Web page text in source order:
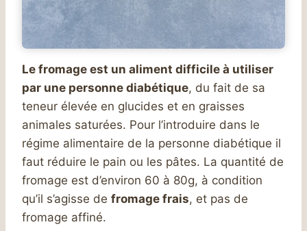
Le fromage est un aliment difficile à utiliser
par une personne diabétique, du fait de sa
teneur élevée en glucides et en graisses
animales saturées. Pour l’introduire dans le
régime alimentaire de la personne diabétique il
faut réduire le pain ou les pâtes. La quantité de
fromage est d’environ 60 à 80g, à condition
qu’il s’agisse de fromage frais, et pas de
fromage affiné.